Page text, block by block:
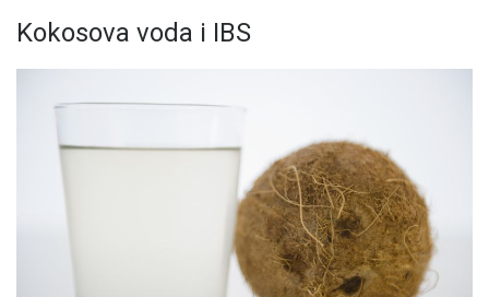
Kokosova voda i IBS